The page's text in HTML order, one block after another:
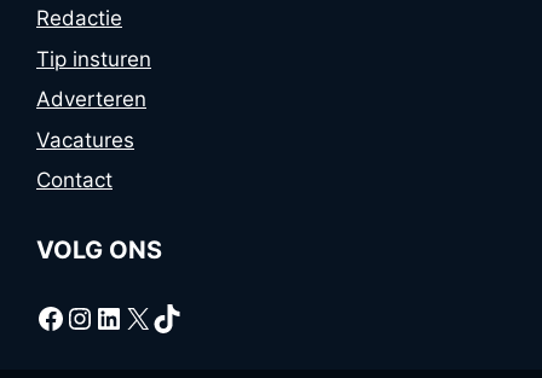
Redactie
Tip insturen
Adverteren
Vacatures
Contact
VOLG ONS
Facebook
Instagram
LinkedIn
X TikTok